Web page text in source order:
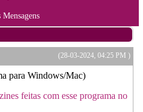
Mensagens
(28-03-2024, 04:25 PM )
para Windows/Mac)
feitas com esse programa no